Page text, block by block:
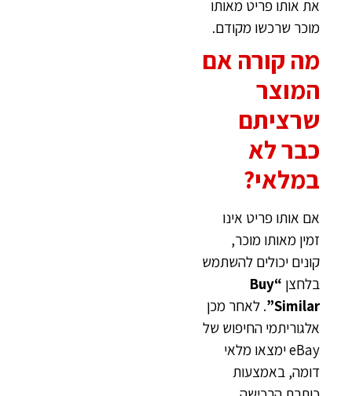
את אותו פריט מאותו
מוכר שרכשו מקודם.
מה קורה אם
המוצר
שרציתם
כבר לא
במלאי?
אם אותו פריט אינו
זמין מאותו מוכר,
קונים יכולים להשתמש
בלחצן
“Buy
Similar” . לאחר מכן
אלגוריתמי החיפוש של
eBay ימצאו מלאי
דומה, באמצעות